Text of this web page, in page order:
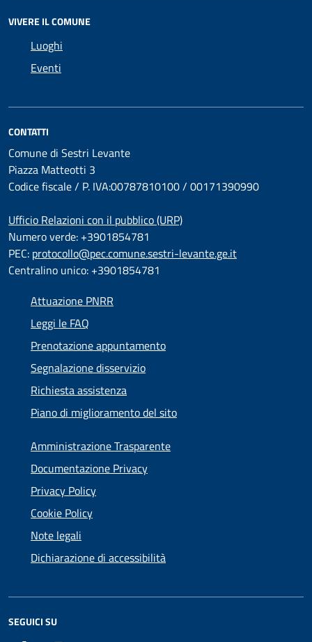
VIVERE IL COMUNE
Luoghi
Eventi
CONTATTI
Comune di Sestri Levante
Piazza Matteotti 3
Codice fiscale / P. IVA:00787810100 / 00171390990
Ufficio Relazioni con il pubblico (URP)
Numero verde: +3901854781
PEC: protocollo@pec.comune.sestri-levante.ge.it
Centralino unico: +3901854781
Attuazione PNRR
Leggi le FAQ
Prenotazione appuntamento
Segnalazione disservizio
Richiesta assistenza
Piano di miglioramento del sito
Amministrazione Trasparente
Documentazione Privacy
Privacy Policy
Cookie Policy
Note legali
Dichiarazione di accessibilità
SEGUICI SU